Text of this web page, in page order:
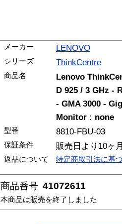
メーカー LENOVO
シリーズ ThinkCentre
商品名
Lenovo
D 925 / 3 GHz -
- GMA 3000 -
Monitor : none
型番 8810-FBU-03
保証条件 販売日より10ヶ
返品について 特定商取引法に基
商品番号 41072611
本商品は販売を終了しました